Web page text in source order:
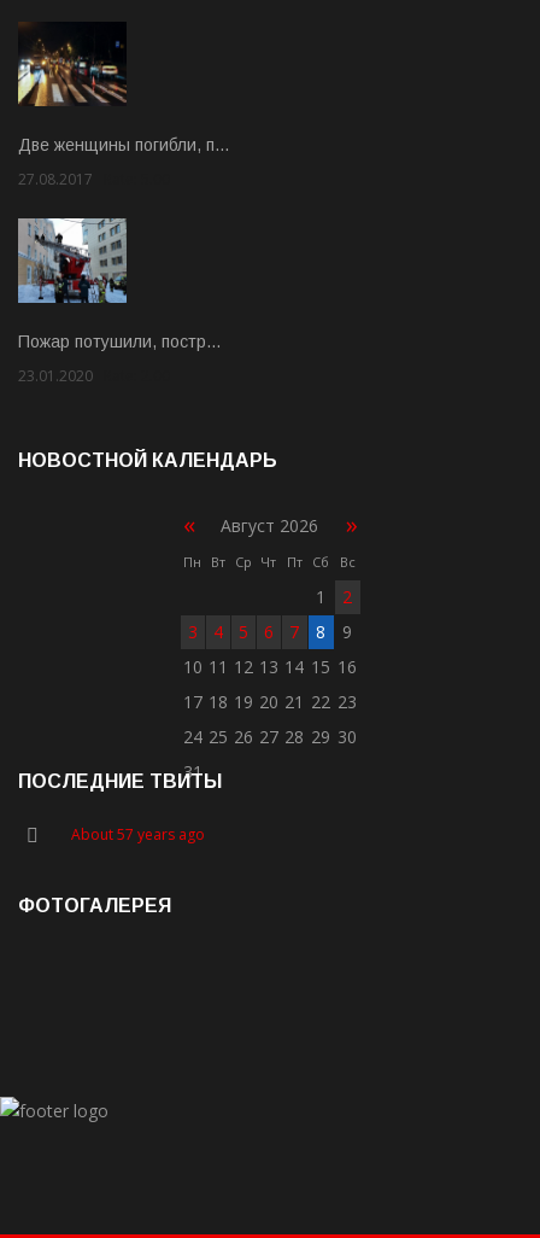
Две женщины погибли, п…
27.08.2017
Пожар потушили, постр…
23.01.2020
НОВОСТНОЙ КАЛЕНДАРЬ
« Август 2026 »
Пн Вт Ср Чт Пт Сб Вс
1
2
3
4 5 6 7 8
9
10 11 12 13 14 15 16
17 18 19 20 21 22 23
24 25 26 27 28 29 30
31
ПОСЛЕДНИЕ ТВИТЫ
About 57 years ago
ФОТОГАЛЕРЕЯ